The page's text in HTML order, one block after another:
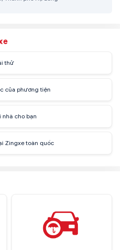
thử
của phương tiện
nhà cho bạn
Zingxe toàn quốc